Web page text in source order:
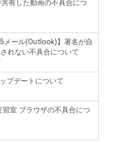
有した動画の不具合につ
メール(Outlook)】署名が自
れない不具合について
プデートについて
室 ブラウザの不具合につ